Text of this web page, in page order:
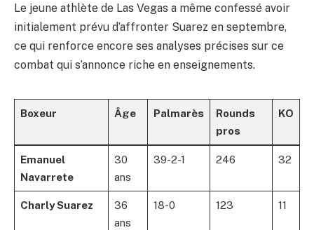
Le jeune athlète de Las Vegas a même confessé avoir
initialement prévu d’affronter Suarez en septembre,
ce qui renforce encore ses analyses précises sur ce
combat qui s’annonce riche en enseignements.
Boxeur Âge Palmarès
Rounds
pros
KO
Emanuel
Navarrete
30
ans
39-2-1 246 32
Charly Suarez
36
ans
18-0 123 11